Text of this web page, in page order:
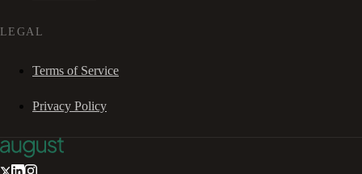
LEGAL
Terms of Service
Privacy Policy